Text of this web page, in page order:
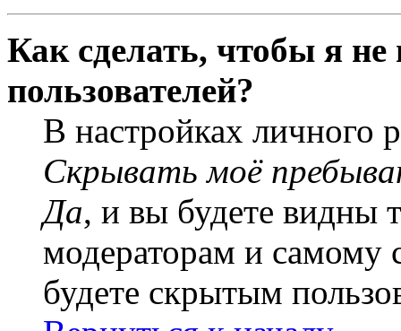
Как сделать, чтобы я
пользователей?
В настройках личного
Скрывать моё
Да, и вы будете видны
модераторам и самому
будете скрытым